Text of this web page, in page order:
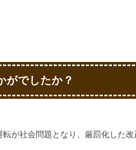
がでしたか？
転が社会問題となり、厳罰化した